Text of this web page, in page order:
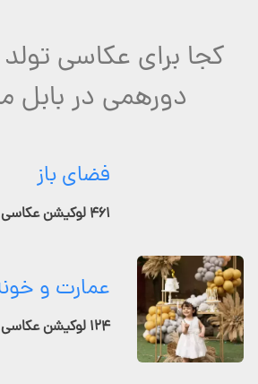
کجا برای عکاسی
دورهمی در بابل
فضای باز
۴۶۱ لوکیشن عکاسی فعال
عمارت و
۱۲۴ لوکیشن عکاسی فعال